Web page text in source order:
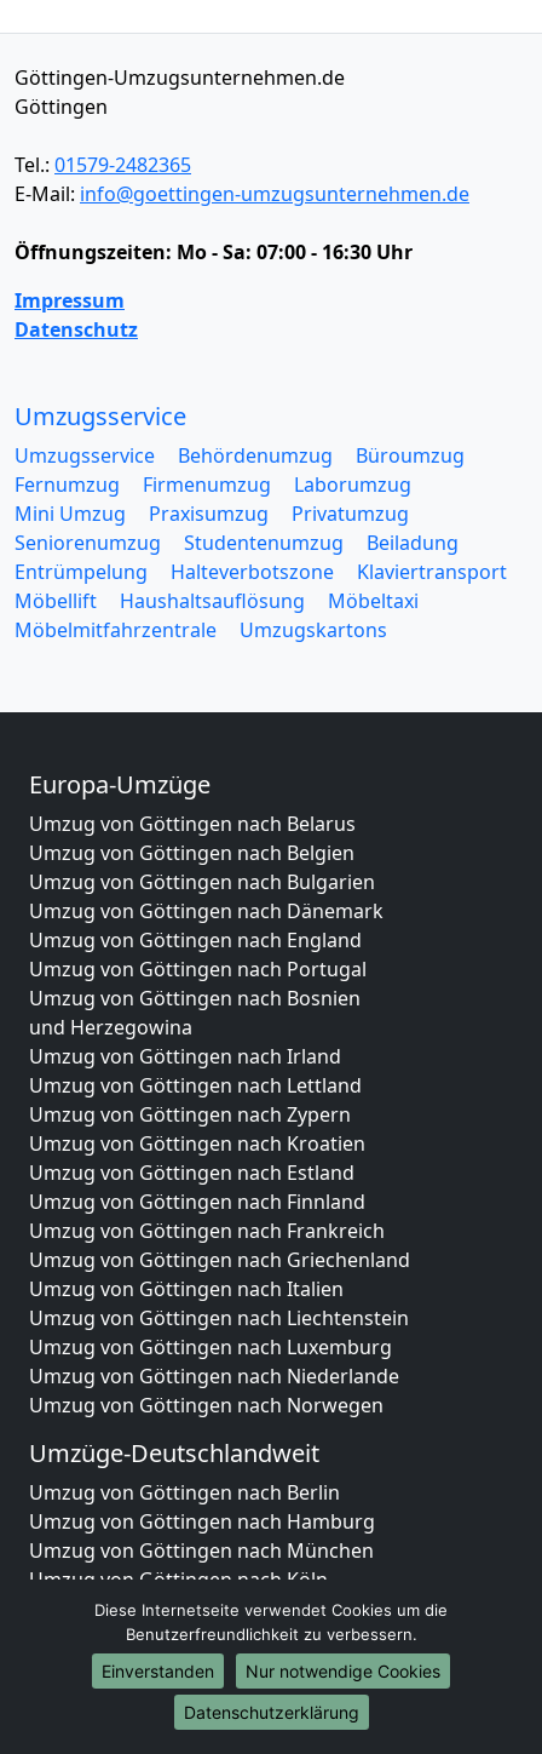
Göttingen-Umzugsunternehmen.de
Göttingen
Tel.: 01579-2482365
E-Mail: info@goettingen-umzugsunternehmen.de
Öffnungszeiten: Mo - Sa: 07:00 - 16:30 Uhr
Impressum
Datenschutz
Umzugsservice
Umzugsservice Behördenumzug
Büroumzug
Fernumzug
Firmenumzug
Laborumzug
Mini Umzug
Praxisumzug
Privatumzug
Seniorenumzug
Studentenumzug
Beiladung
Entrümpelung
Halteverbotszone
Klaviertransport
Möbellift
Haushaltsauflösung
Möbeltaxi
Möbelmitfahrzentrale
Umzugskartons
Europa-Umzüge
Umzug von Göttingen nach Belarus
Umzug von Göttingen nach Belgien
Umzug von Göttingen nach Bulgarien
Umzug von Göttingen nach Dänemark
Umzug von Göttingen nach England
Umzug von Göttingen nach Portugal
Umzug von Göttingen nach Bosnien
und Herzegowina
Umzug von Göttingen nach Irland
Umzug von Göttingen nach Lettland
Umzug von Göttingen nach Zypern
Umzug von Göttingen nach Kroatien
Umzug von Göttingen nach Estland
Umzug von Göttingen nach Finnland
Umzug von Göttingen nach Frankreich
Umzug von Göttingen nach Griechenland
Umzug von Göttingen nach Italien
Umzug von Göttingen nach Liechtenstein
Umzug von Göttingen nach Luxemburg
Umzug von Göttingen nach Niederlande
Umzug von Göttingen nach Norwegen
Umzüge-Deutschlandweit
Umzug von Göttingen nach Berlin
Umzug von Göttingen nach Hamburg
Umzug von Göttingen nach München
Umzug von Göttingen nach Köln
Umzug von Göttingen nach Frankfurt am Main
Umzug von Göttingen nach Stuttgart
Umzug von Göttingen nach Düsseldorf
Umzug von Göttingen nach Leipzig
Umzug von Göttingen nach Dortmund
Diese Internetseite verwendet Cookies um die
Benutzerfreundlichkeit zu verbessern.
Einverstanden
Nur notwendige Cookies
Datenschutzerklärung